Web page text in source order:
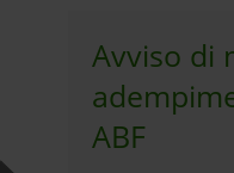
Avviso di
ABF